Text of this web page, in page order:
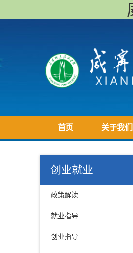
首页 关于我们
创业就业
政策解读
就业指导
创业指导